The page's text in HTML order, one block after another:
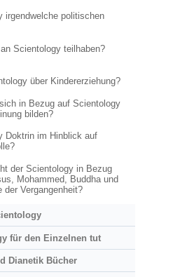
irgendwelche politischen
Scientology teilhaben?
über Kindererziehung?
in Bezug auf Scientology
bilden?
Doktrin im Hinblick auf
der Scientology in Bezug
Mohammed, Buddha und
der Vergangenheit?
für den Einzelnen tut
Dianetik Bücher